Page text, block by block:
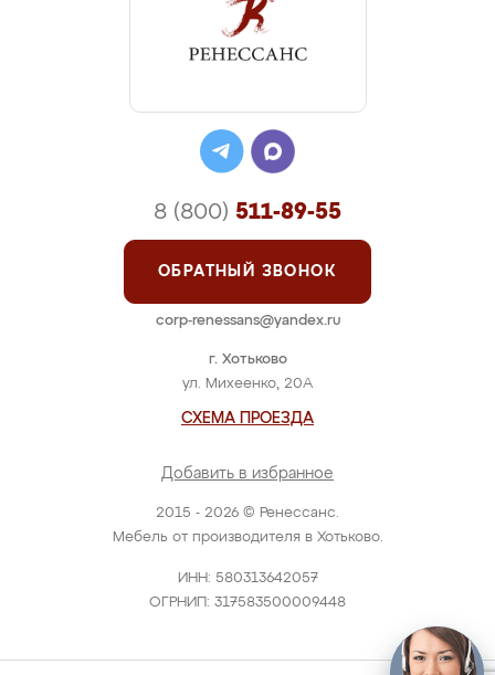
2015 - 2026 © Ренессанс.
Мебель от производителя в Хотьково.
ИНН: 580313642057
ОГРНИП: 317583500009448
г. Хотьково
ул. Михеенко, 20А
СХЕМА ПРОЕЗДА
Добавить в избранное
8 (800) 511-89-55
ОБРАТНЫЙ ЗВОНОК
corp-renessans@yandex.ru